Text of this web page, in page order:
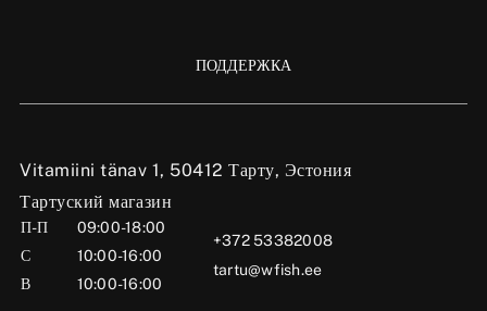
Vitamiini tänav 1, 50412 Тарту, Эстония
Тартуский магазин
П-П
09:00-18:00
С
10:00-16:00
В
10:00-16:00
+372 53382008
tartu@wfish.ee
ПОДДЕРЖКА